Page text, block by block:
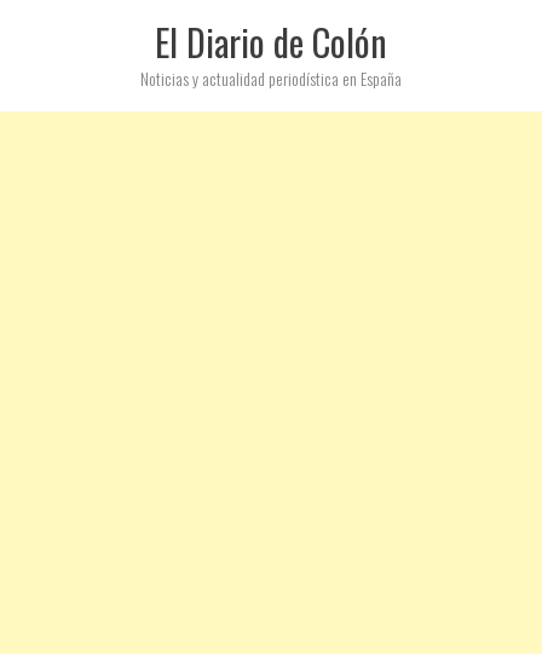
El Diario de Colón
Noticias y actualidad periodística en España